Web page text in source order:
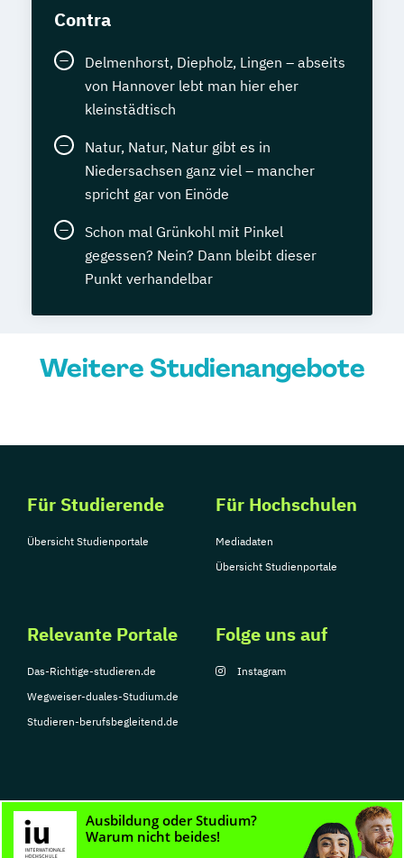
Contra
Delmenhorst, Diepholz, Lingen – abseits
von Hannover lebt man hier eher
kleinstädtisch
Natur, Natur, Natur gibt es in
Niedersachsen ganz viel – mancher
spricht gar von Einöde
Schon mal Grünkohl mit Pinkel
gegessen? Nein? Dann bleibt dieser
Punkt verhandelbar
Weitere Studienangebote
Für Studierende
Übersicht Studienportale
Für Hochschulen
Mediadaten
Übersicht Studienportale
Relevante Portale
Das-Richtige-studieren.de
Wegweiser-duales-Studium.de
Studieren-berufsbegleitend.de
Folge uns auf
Instagram
© Copyright 2026, TarGroup Media GmbH